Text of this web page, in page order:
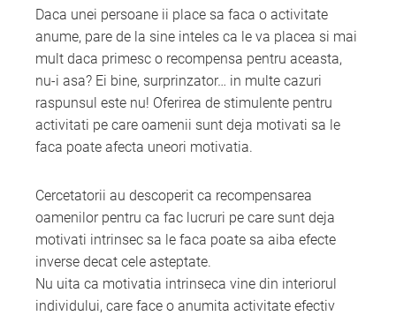
Daca unei persoane ii place sa faca o activitate
anume, pare de la sine inteles ca le va placea si mai
mult daca primesc o recompensa pentru aceasta,
nu-i asa? Ei bine, surprinzator… in multe cazuri
raspunsul este nu! Oferirea de stimulente pentru
activitati pe care oamenii sunt deja motivati sa le
faca poate afecta uneori motivatia.
Cercetatorii au descoperit ca recompensarea
oamenilor pentru ca fac lucruri pe care sunt deja
motivati intrinsec sa le faca poate sa aiba efecte
inverse decat cele asteptate.
Nu uita ca motivatia intrinseca vine din interiorul
individului, care face o anumita activitate efectiv